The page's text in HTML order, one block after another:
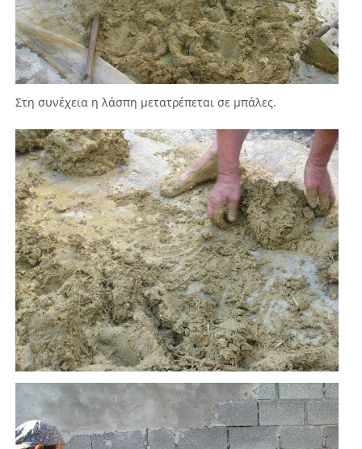
Στη συνέχεια η λάσπη μετατρέπεται σε μπάλες.